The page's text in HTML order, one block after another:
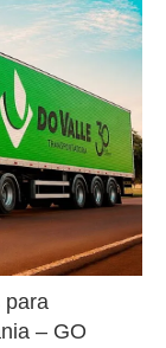
para
– GO